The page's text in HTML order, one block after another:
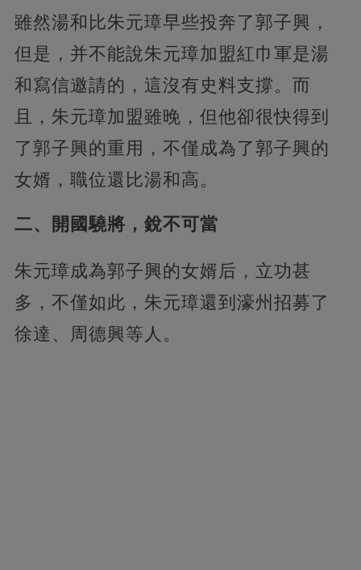
雖然湯和比朱元璋早些投奔了郭子興，
但是，并不能說朱元璋加盟紅巾軍是湯
和寫信邀請的，這沒有史料支撐。而
且，朱元璋加盟雖晚，但他卻很快得到
了郭子興的重用，不僅成為了郭子興的
女婿，職位還比湯和高。
二、開國驍將，銳不可當
朱元璋成為郭子興的女婿后，立功甚
多，不僅如此，朱元璋還到濠州招募了
徐達、周德興等人。